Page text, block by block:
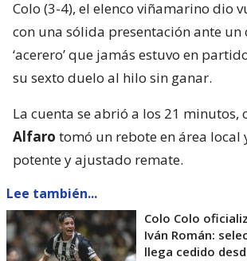
Colo (3-4), el elenco viñamarino dio
con una sólida presentación ante un
‘acerero’ que jamás estuvo en
su sexto duelo al hilo sin ganar.
La cuenta se abrió a los 21 minutos,
Alfaro tomó un rebote en área local
potente y ajustado remate.
Lee también...
Colo Colo
Iván Román:
llega cedido